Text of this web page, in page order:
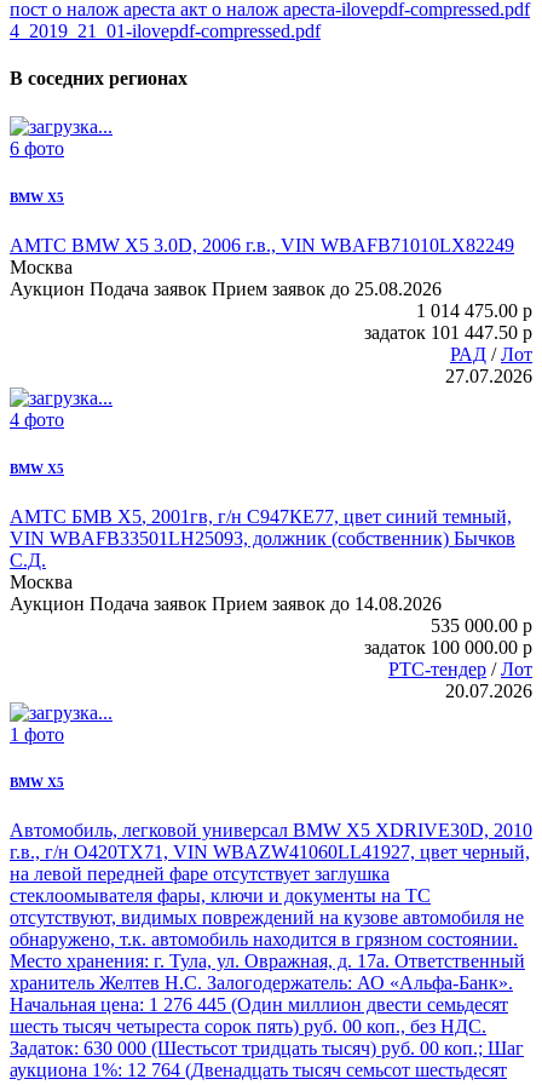
пост о налож ареста акт о налож ареста-ilovepdf-compressed.pdf
4_2019_21_01-ilovepdf-compressed.pdf
В соседних регионах
6 фото
BMW X5
АМТС BMW X5 3.0D, 2006 г.в., VIN WBAFB71010LX82249
Москва
Аукцион Подача заявок Прием заявок до 25.08.2026
1 014 475.00 p
задаток 101 447.50 p
РАД /Лот
27.07.2026
4 фото
BMW X5
АМТС БМВ Х5, 2001гв, г/н С947КЕ77, цвет синий темный,
VIN WBAFB33501LH25093, должник (собственник) Бычков
С.Д.
Москва
Аукцион Подача заявок Прием заявок до 14.08.2026
535 000.00 p
задаток 100 000.00 p
РТС-тендер /Лот
20.07.2026
1 фото
BMW X5
Автомобиль, легковой универсал BMW X5 XDRIVE30D, 2010
г.в., г/н О420ТХ71, VIN WBAZW41060LL41927, цвет черный,
на левой передней фаре отсутствует заглушка
стеклоомывателя фары, ключи и документы на ТС
отсутствуют, видимых повреждений на кузове автомобиля не
обнаружено, т.к. автомобиль находится в грязном состоянии.
Место хранения: г. Тула, ул. Овражная, д. 17а. Ответственный
хранитель Желтев Н.С. Залогодержатель: АО «Альфа-Банк».
Начальная цена: 1 276 445 (Один миллион двести семьдесят
шесть тысяч четыреста сорок пять) руб. 00 коп., без НДС.
Задаток: 630 000 (Шестьсот тридцать тысяч) руб. 00 коп.; Шаг
аукциона 1%: 12 764 (Двенадцать тысяч семьсот шестьдесят